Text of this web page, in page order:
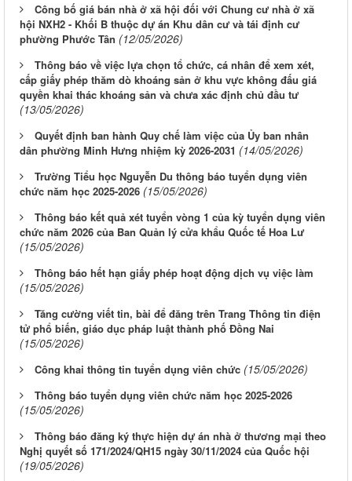
Công bố giá bán nhà ở xã hội đối với Chung cư nhà ở xã
hội NXH2 - Khối B thuộc dự án Khu dân cư và tái định cư
phường Phước Tân (12/05/2026)
Thông báo về việc lựa chọn tổ chức, cá nhân để xem xét,
cấp giấy phép thăm dò khoáng sản ở khu vực không đấu giá
quyền khai thác khoáng sản và chưa xác định chủ đầu tư
(13/05/2026)
Quyết định ban hành Quy chế làm việc của Ủy ban nhân
dân phường Minh Hưng nhiệm kỳ 2026-2031 (14/05/2026)
Trường Tiểu học Nguyễn Du thông báo tuyển dụng viên
chức năm học 2025-2026 (15/05/2026)
Thông báo kết quả xét tuyển vòng 1 của kỳ tuyển dụng viên
chức năm 2026 của Ban Quản lý cửa khẩu Quốc tế Hoa Lư
(15/05/2026)
Thông báo hết hạn giấy phép hoạt động dịch vụ việc làm
(15/05/2026)
Tăng cường viết tin, bài để đăng trên Trang Thông tin điện
tử phổ biến, giáo dục pháp luật thành phố Đồng Nai
(15/05/2026)
Công khai thông tin tuyển dụng viên chức (15/05/2026)
Thông báo tuyển dụng viên chức năm học 2025-2026
(15/05/2026)
Thông báo đăng ký thực hiện dự án nhà ở thương mại theo
Nghị quyết số 171/2024/QH15 ngày 30/11/2024 của Quốc hội
(19/05/2026)